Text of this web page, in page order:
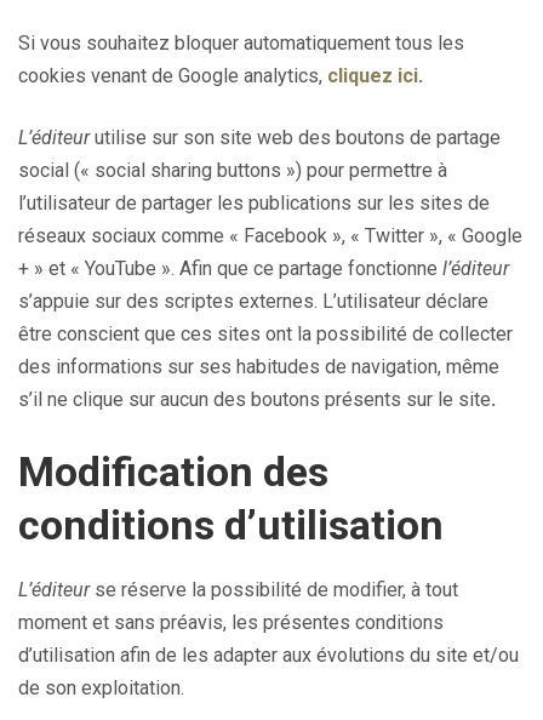
Si vous souhaitez bloquer automatiquement tous les
cookies venant de Google analytics, cliquez ici.
L’éditeurutilise sur son site web des boutons de partage
social (« social sharing buttons ») pour permettre à
l’utilisateur de partager les publications sur les sites de
réseaux sociaux comme « Facebook », « Twitter », « Google
+ » et « YouTube ». Afin que ce partage fonctionne l’éditeur
s’appuie sur des scriptes externes. L’utilisateur déclare
être conscient que ces sites ont la possibilité de collecter
des informations sur ses habitudes de navigation, même
s’il ne clique sur aucun des boutons présents sur le site.
Modification des
conditions d’utilisation
L’éditeurse réserve la possibilité de modifier, à tout
moment et sans préavis, les présentes conditions
d’utilisation afin de les adapter aux évolutions du site et/ou
de son exploitation.